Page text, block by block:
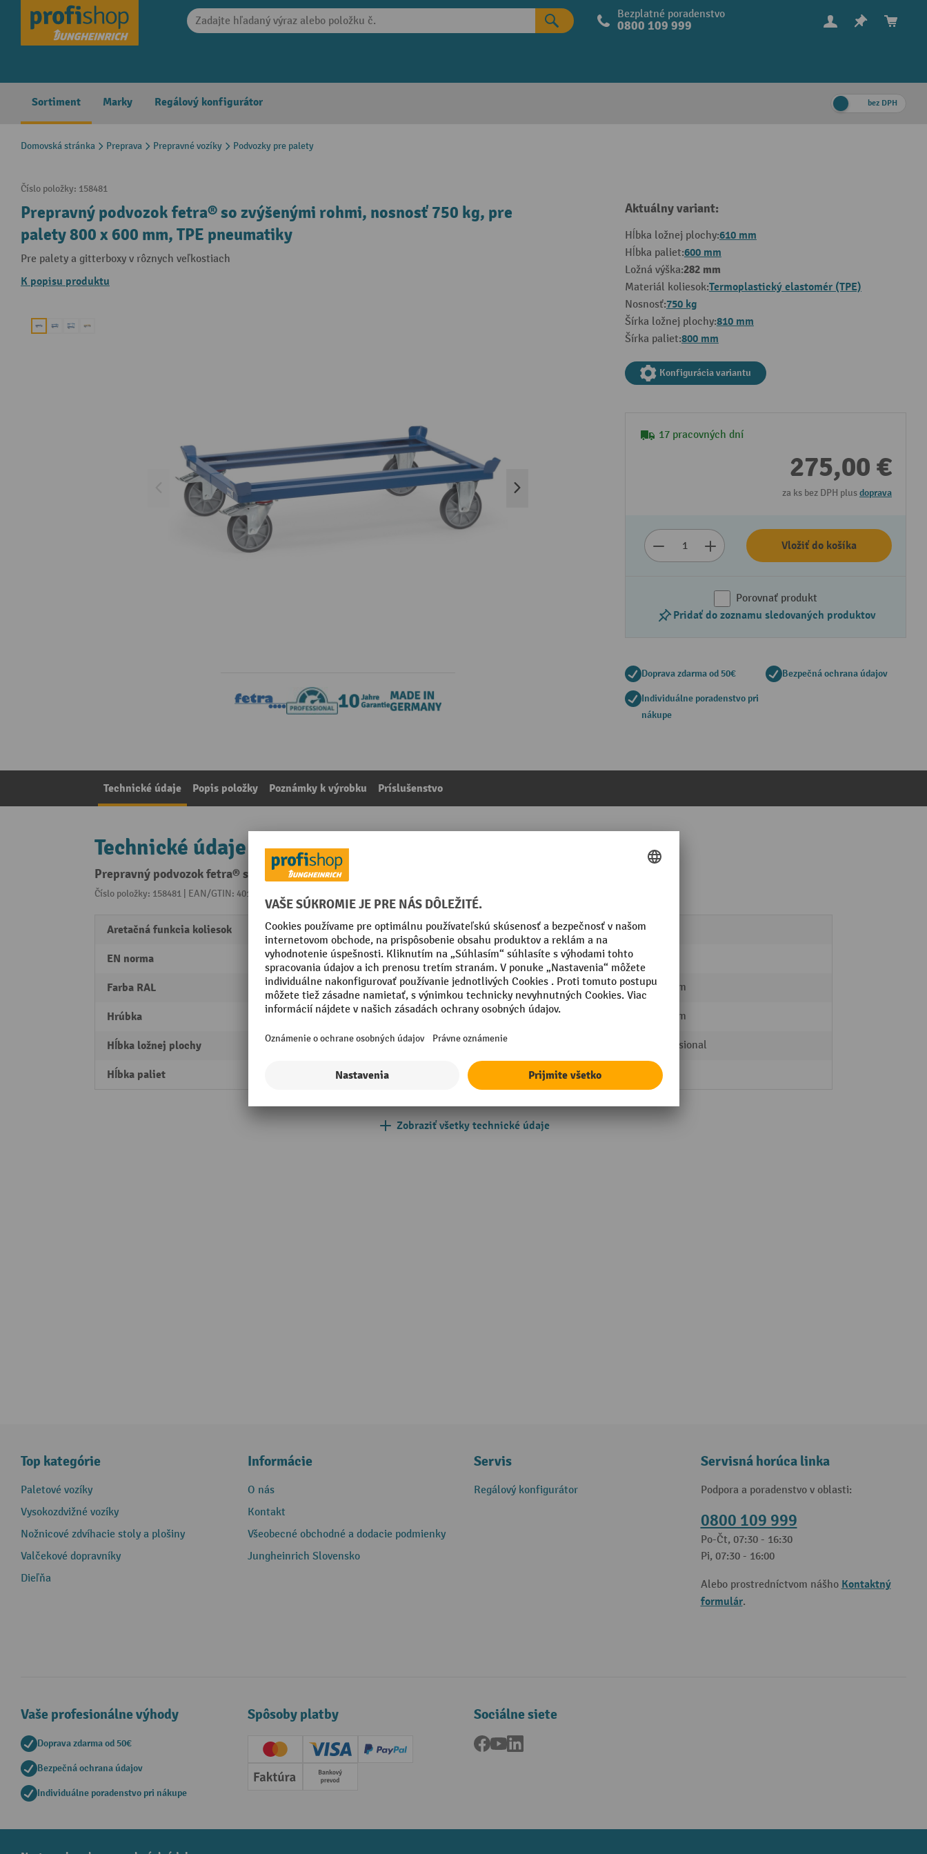
Skip to main navigation Bezplatné poradenstvo
0800 109 999
Sortiment Marky Regálový konfigurátor bez DPH
Domovská stránka Preprava Prepravné vozíky Podvozky pre palety
Číslo položky: 158481
Prepravný podvozok fetra® so zvýšenými rohmi, nosnosť 750 kg, pre
palety 800 x 600 mm, TPE pneumatiky
Pre palety a gitterboxy v rôznych veľkostiach
K popisu produktu
Aktuálny variant:
Hĺbka ložnej plochy:610 mm
Hĺbka paliet:600 mm
Ložná výška:282 mm
Materiál koliesok:Termoplastický elastomér (TPE)
Nosnosť:750 kg
Šírka ložnej plochy:810 mm
Šírka paliet:800 mm
Konfigurácia variantu
17 pracovných dní
275,00 €
za ks bez DPH plusdoprava
Vložiť do košíka
Porovnať produkt
Pridať do zoznamu sledovaných produktov
Doprava zdarma od 50€ Bezpečná ochrana údajov
Individuálne poradenstvo pri
nákupe
Technické údaje Popis položky Poznámky k výrobku Príslušenstvo
Technické údaje
Prepravný podvozok fetra® so zvýšenými rohmi, nosnosť 750 kg, pre palety 800 x 600 mm, TPE pneumatiky
Číslo položky: 158481 | EAN/GTIN: 4017976227993 Z kategórie: Podvozky pre palety
Aretačná funkcia koliesok Vodiace valčeky so západkami
EN norma EN 1757-3
Farba RAL RAL 5007 brilantná modrá
Hrúbka 5 mm
Hĺbka ložnej plochy 610 mm
Hĺbka paliet
Počet koliesok
Počet vodiacich koliesok
Priemer kolieska 200 mm
Priemer vodiaceho kolieska 200 mm
Segmentu Professional
Vlastná hmotnosť 30 kg
Zobraziť všetky technické údaje
Top kategórie
Paletové vozíky
Vysokozdvižné vozíky
Nožnicové zdvíhacie stoly a plošiny
Valčekové dopravníky
Dieľňa
Informácie
O nás
Kontakt
Všeobecné obchodné a dodacie podmienky
Jungheinrich Slovensko
Servis
Regálový konfigurátor
Servisná horúca linka
Podpora a poradenstvo v oblasti:
0800 109 999
Po-Čt, 07:30 - 16:30
Pi, 07:30 - 16:00
Alebo prostredníctvom nášho Kontaktný
formulár.
Vaše profesionálne výhody
Doprava zdarma od 50€
Bezpečná ochrana údajov
Individuálne poradenstvo pri nákupe
Spôsoby platby
Creditcard (Master)Creditcard (Visa)
PayPal
Faktúra Predplatba
Sociálne siete
Facebook
YouTube